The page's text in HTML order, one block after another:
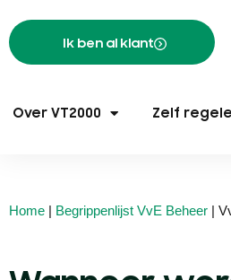
Ik ben al klant
Over VT2000 Zelf
Home | Begrippenlijst VvE Beheer |